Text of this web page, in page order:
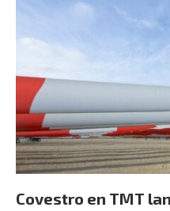
Covestro en TMT